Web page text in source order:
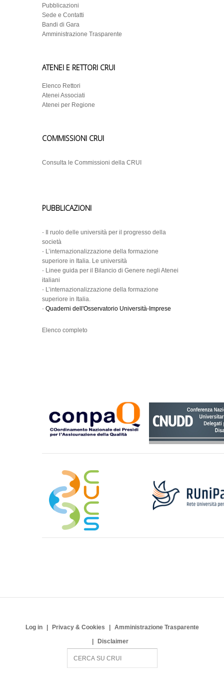
Pubblicazioni
Sede e Contatti
Bandi di Gara
Amministrazione Trasparente
ATENEI E RETTORI CRUI
Elenco Rettori
Atenei Associati
Atenei per Regione
COMMISSIONI CRUI
Consulta le Commissioni della CRUI
PUBBLICAZIONI
-
Il ruolo delle università per il progresso della
società
- L’internazionalizzazione della formazione
superiore in Italia. Le università
- Linee guida per il Bilancio di Genere negli Atenei
italiani
- L’internazionalizzazione della formazione
superiore in Italia.
- Quaderni dell'Osservatorio Università-Imprese
Elenco completo
Log in Privacy & Cookies
Amministrazione Trasparente
Disclaimer